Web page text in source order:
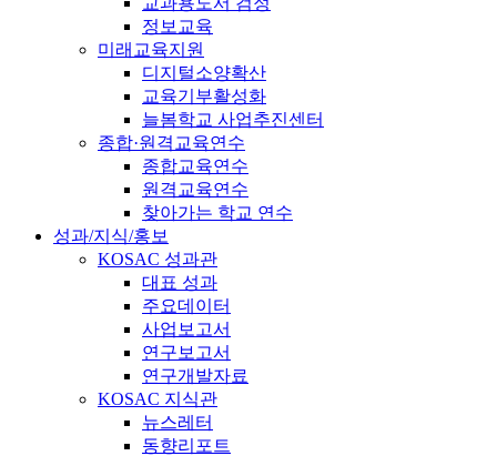
정보교육
미래교육지원
디지털소양확산
교육기부활성화
늘봄학교 사업추진센터
종합·원격교육연수
종합교육연수
원격교육연수
찾아가는 학교 연수
성과/지식/홍보
KOSAC 성과관
대표 성과
주요데이터
사업보고서
연구보고서
연구개발자료
KOSAC 지식관
뉴스레터
동향리포트